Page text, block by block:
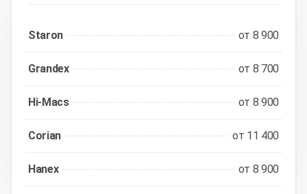
Staron от 8 900
Grandex от 8 700
Hi-Macs от 8 900
Corian от 11 400
Hanex от 8 900